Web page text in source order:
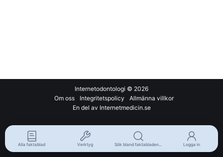
Internetodontologi © 2026
Om oss
Integritetspolicy
Allmänna villkor
En del av Internetmedicin.se
Alla faktablad Verktyg Sök bland faktabladen... Logga in